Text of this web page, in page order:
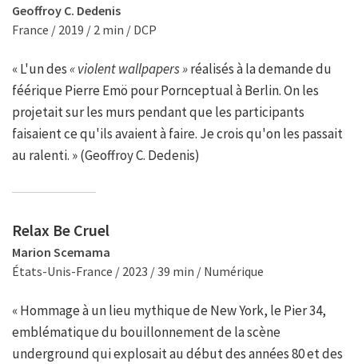
Geoffroy C. Dedenis
France / 2019 / 2 min / DCP
« L'un des« violent wallpapers »réalisés à la demande du
féérique Pierre Emö pour Pornceptual à Berlin. On les
projetait sur les murs pendant que les participants
faisaient ce qu'ils avaient à faire. Je crois qu'on les passait
au ralenti. » (Geoffroy C. Dedenis)
Relax Be Cruel
Marion Scemama
États-Unis-France / 2023 / 39 min / Numérique
« Hommage à un lieu mythique de New York, le Pier 34,
emblématique du bouillonnement de la scène
underground qui explosait au début des années 80 et des